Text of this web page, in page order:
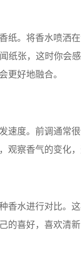
纸。将香水喷洒
纸张，这时你会
更好地融合。
速度。前调通常
观察香气的变化
香水进行对比。
的喜好，喜欢清